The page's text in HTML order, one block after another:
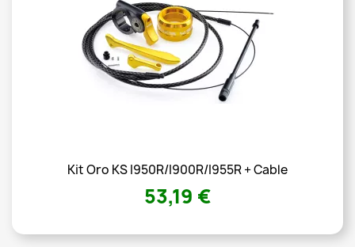
Kit Oro KS I950R/I900R/I955R + Cable
53,19 €